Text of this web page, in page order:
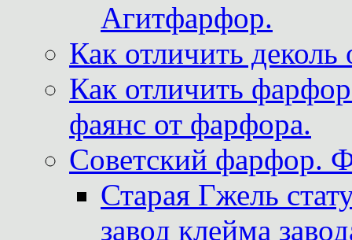
Агитфарфор.
Как отличить
Как отличить
фаянс от фарфора.
Советский фарфор.
Старая Гжель
завод клейма